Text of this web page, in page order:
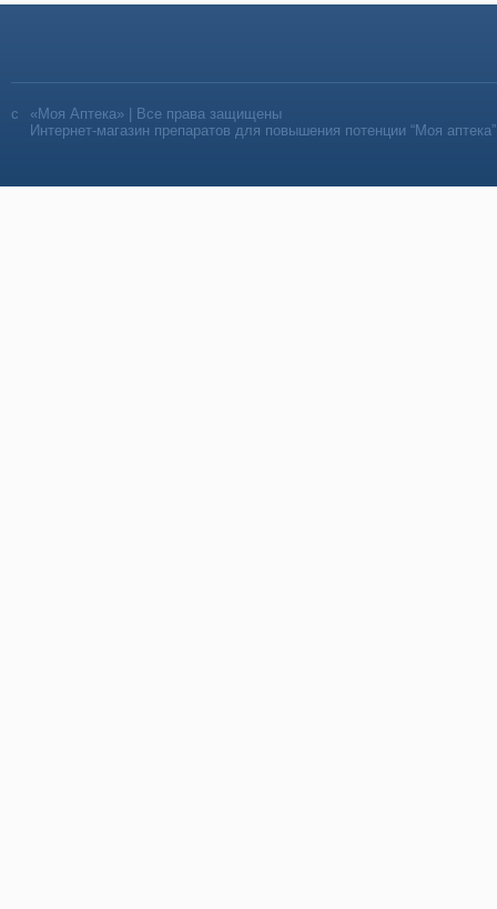
«Моя Аптека» | Все права защищены
Интернет-магазин препаратов для повышения потенции “Моя